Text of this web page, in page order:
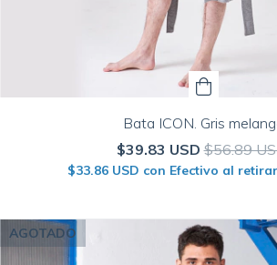
Bata ICON. Gris
$39.83 USD$56.89
$33.86 USD con Efectivo al
AGOTADO